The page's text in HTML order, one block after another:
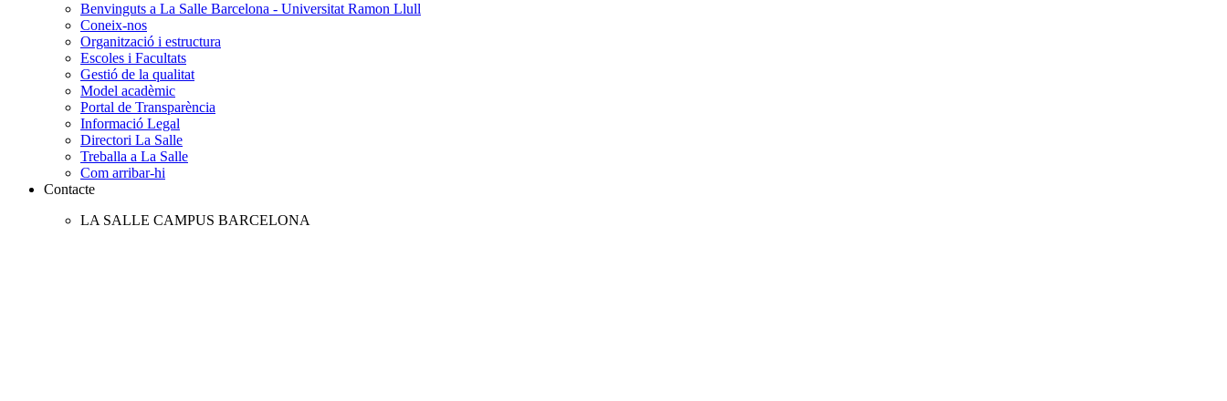
Benvinguts a La Salle Barcelona - Universitat Ramon Llull
Coneix-nos
Organització i estructura
Escoles i Facultats
Gestió de la qualitat
Model acadèmic
Portal de Transparència
Informació Legal
Directori La Salle
Treballa a La Salle
Com arribar-hi
Contacte
LA SALLE CAMPUS BARCELONA